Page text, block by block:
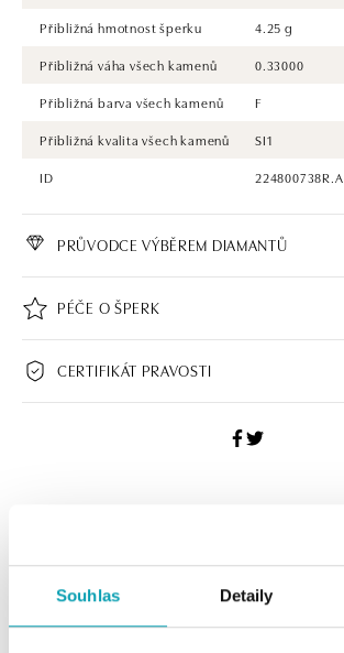
Souhlas Detaily
Přibližná hmotnost šperku
4.25 g
Přibližná váha všech kamenů
0.33000
Přibližná barva všech kamenů
F
Přibližná kvalita všech kamenů
SI1
ID
224800738R.A
PRŮVODCE VÝBĚREM DIAMANTŮ
PÉČE O ŠPERK
CERTIFIKÁT PRAVOSTI
Navštivte naše butiky